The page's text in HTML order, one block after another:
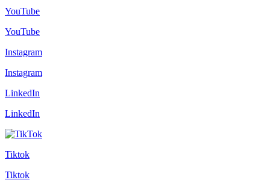
YouTube
YouTube
Instagram
Instagram
LinkedIn
LinkedIn
Tiktok
Tiktok